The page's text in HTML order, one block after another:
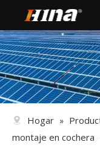
Hogar »
montaje en cochera